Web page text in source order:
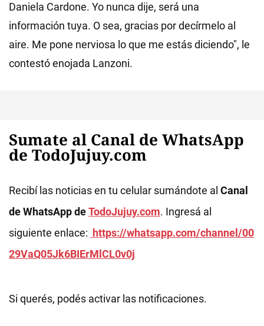
Daniela Cardone. Yo nunca dije, será una
información tuya. O sea, gracias por decírmelo al
aire. Me pone nerviosa lo que me estás diciendo", le
contestó enojada Lanzoni.
Sumate al Canal de WhatsApp
de TodoJujuy.com
Recibí las noticias en tu celular sumándote al Canal
de WhatsApp deTodoJujuy.com. Ingresá al
siguiente enlace: https://whatsapp.com/channel/00
29VaQ05Jk6BIErMlCL0v0j
Si querés, podés activar las notificaciones.